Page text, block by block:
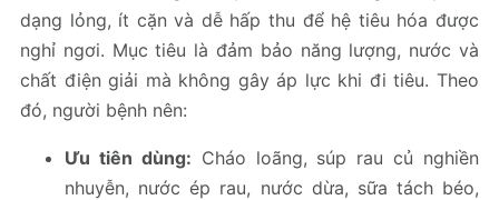
dạng lỏng, ít cặn và dễ hấp thu để hệ tiêu hóa được
nghỉ ngơi. Mục tiêu là đảm bảo năng lượng, nước và
chất điện giải mà không gây áp lực khi đi tiêu. Theo
đó, người bệnh nên:
Ưu tiên dùng: Cháo loãng, súp rau củ nghiền
nhuyễn, nước ép rau, nước dừa, sữa tách béo,